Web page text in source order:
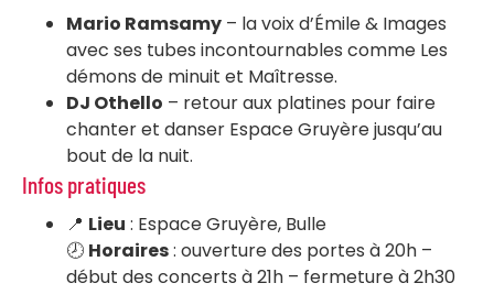
Mario Ramsamy – la voix d’Émile & Images
avec ses tubes incontournables comme Les
démons de minuit et Maîtresse.
DJ Othello – retour aux platines pour faire
chanter et danser Espace Gruyère jusqu’au
bout de la nuit.
Infos pratiques
📍 Lieu : Espace Gruyère, Bulle
🕗 Horaires: ouverture des portes à 20h –
début des concerts à 21h – fermeture à 2h30